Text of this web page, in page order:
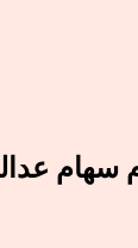
سهام